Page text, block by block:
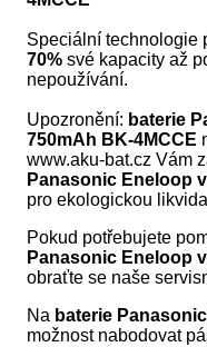
Speciální technologie
70% své kapacity až
nepoužívání.
Upozronění: baterie
750mAh BK-4MCCE
www.aku-bat.cz Vám
Panasonic Eneloop
pro ekologickou
Pokud potřebujete
Panasonic Eneloop
obraťte se naše
Na baterie
možnost nabodovat